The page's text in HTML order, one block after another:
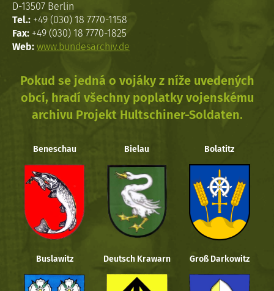
D-13507 Berlin
Tel.: +49 (030) 18 7770-1158
Fax: +49 (030) 18 7770-1825
Web: www.bundesarchiv.de
Pokud se jedná o vojáky z níže uvedených
obcí, hradí všechny poplatky vojenskému
archivu Projekt Hultschiner-Soldaten.
Beneschau Bielau Bolatitz
Buslawitz Deutsch Krawarn Groß Darkowitz